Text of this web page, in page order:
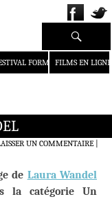
FORMAT COURT
FILMS EN LIGNE
Recherche
UN COMMENTAIRE|
de Laura Wandel
la catégorie Un